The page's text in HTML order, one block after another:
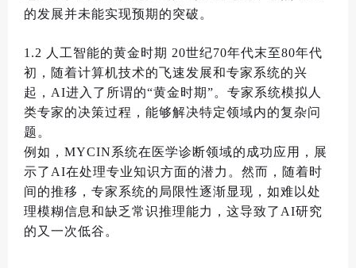
的发展并未能实现预期的突破 。
1.2 人工智能的黄金时期 20世纪70年代末至80年代
初 ， 随着计算机技术的飞速发展和专家系统的兴
起 ， AI进入了所谓的“黄金时期”。 专家系统模拟人
类专家的决策过程 ， 能够解决特定领域内的复杂问
题 。
例如 ， MYCIN系统在医学诊断领域的成功应用 ， 展
示了 AI在处理专业知识方面的潜力 。 然而 ， 随着时
间的推移 ， 专家系统的局限性逐渐显现 ， 如难以处
理模糊信息和缺乏常识推理能力 ， 这导致了 AI研究
的又一次低谷 。